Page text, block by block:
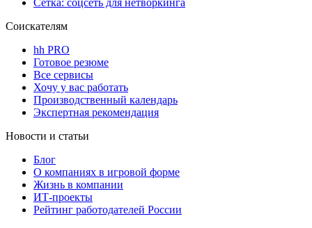
Соискателям
hh PRO
Готовое резюме
Все сервисы
Хочу у вас работать
Производственный календарь
Экспертная рекомендация
Новости и статьи
Блог
О компаниях в игровой форме
Жизнь в компании
ИТ-проекты
Рейтинг работодателей России